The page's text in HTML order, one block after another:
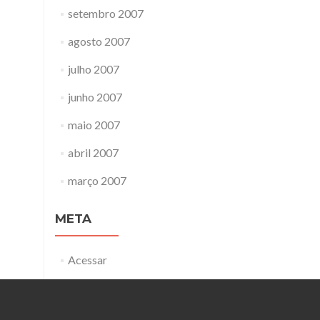
setembro 2007
agosto 2007
julho 2007
junho 2007
maio 2007
abril 2007
março 2007
META
Acessar